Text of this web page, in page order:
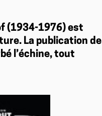
(1934-1976) est
La publication de
l’échine, tout